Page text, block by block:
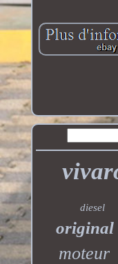
diesel
original
moteur